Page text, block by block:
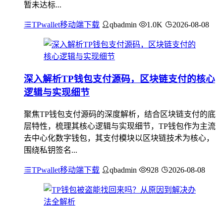
暂未达标...
TPwallet移动端下载 qbadmin 1.0K 2026-08-08
深入解析TP钱包支付源码，区块链支付的核心
逻辑与实现细节
聚焦TP钱包支付源码的深度解析，结合区块链支付的底
层特性，梳理其核心逻辑与实现细节，TP钱包作为主流
去中心化数字钱包，其支付模块以区块链技术为核心，
围绕私钥签名...
TPwallet移动端下载 qbadmin 928 2026-08-08